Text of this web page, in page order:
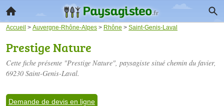
Accueil > Auvergne-Rhône-Alpes > Rhône > Saint-Genis-Laval
Prestige Nature
Cette fiche présente "Prestige Nature", paysagiste situé chemin du favier,
69230 Saint-Genis-Laval.
Demande de devis en ligne